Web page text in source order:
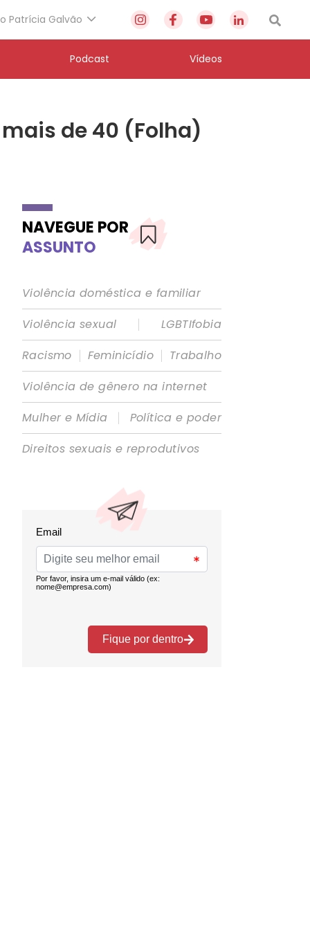
Patrícia Galvão
Podcast Vídeos
de 40 (Folha)
NAVEGUE POR
ASSUNTO
Violência doméstica e familiar
Violência sexual
|
LGBTIfobia
Racismo | Feminicídio | Trabalho
Violência de gênero na internet
Mulher e Mídia
|
Política e poder
Direitos sexuais e reprodutivos